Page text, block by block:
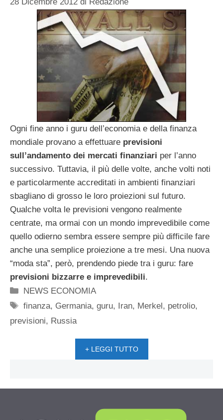
Ogni fine anno i guru dell’economia e della finanza
mondiale provano a effettuare previsioni
sull’andamento dei mercati finanziari per l’anno
successivo. Tuttavia, il più delle volte, anche volti noti
e particolarmente accreditati in ambienti finanziari
sbagliano di grosso le loro proiezioni sul futuro.
Qualche volta le previsioni vengono realmente
centrate, ma ormai con un mondo imprevedibile come
quello odierno sembra essere sempre più difficile fare
anche una semplice proiezione a tre mesi. Una nuova
“moda sta”, però, prendendo piede tra i guru: fare
previsioni bizzarre e imprevedibili.
Categorie
NEWS ECONOMIA
Tag
finanza, Germania,guru, Iran, Merkel , petrolio,
previsioni, Russia
+ LEGGI TUTTO